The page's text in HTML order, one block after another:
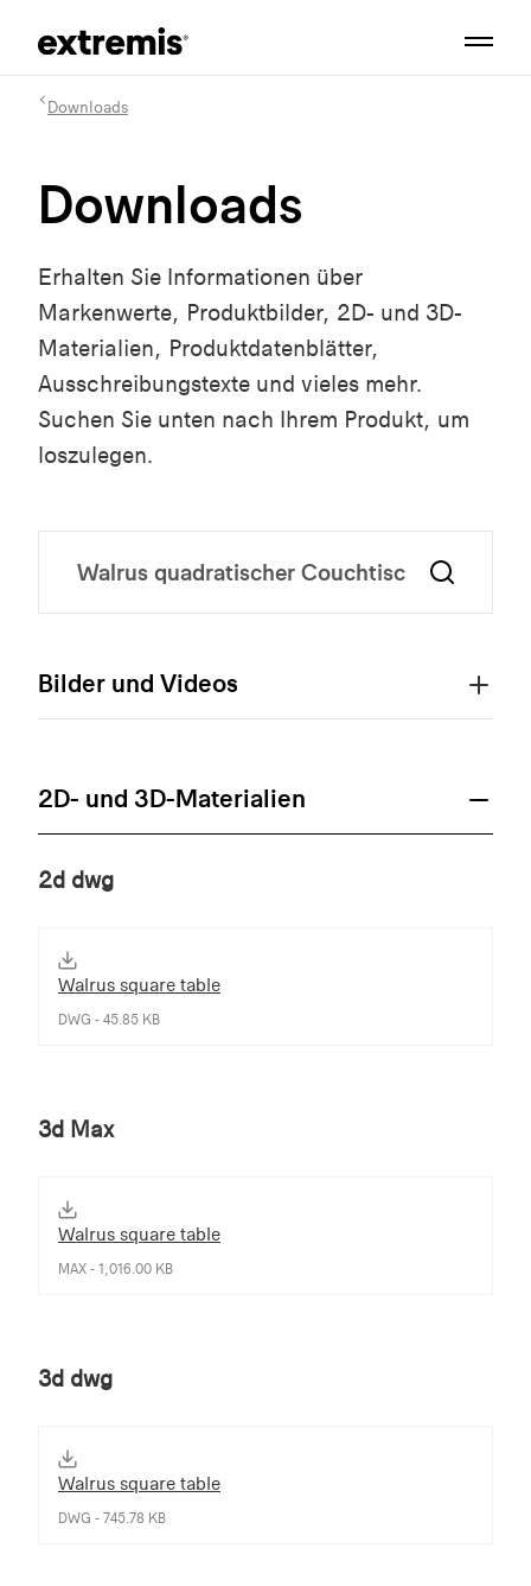
Downloads
Downloads
Erhalten Sie Informationen über
Markenwerte, Produktbilder, 2D- und 3D-
Materialien, Produktdatenblätter,
Ausschreibungstexte und vieles mehr.
Suchen Sie unten nach Ihrem Produkt, um
loszulegen.
Bilder und Videos
2D- und 3D-Materialien
2d dwg
Walrus square table
DWG - 45.85 KB
3d Max
Walrus square table
MAX - 1,016.00 KB
3d dwg
Walrus square table
DWG - 745.78 KB